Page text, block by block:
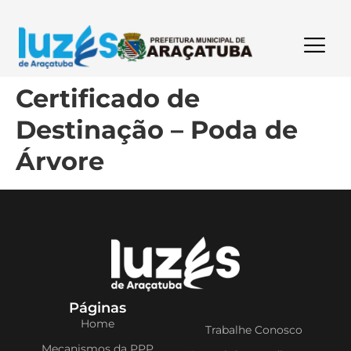
Certificado de
Destinação – Poda de
Árvore
Páginas
Home
Trabalhe Conosco